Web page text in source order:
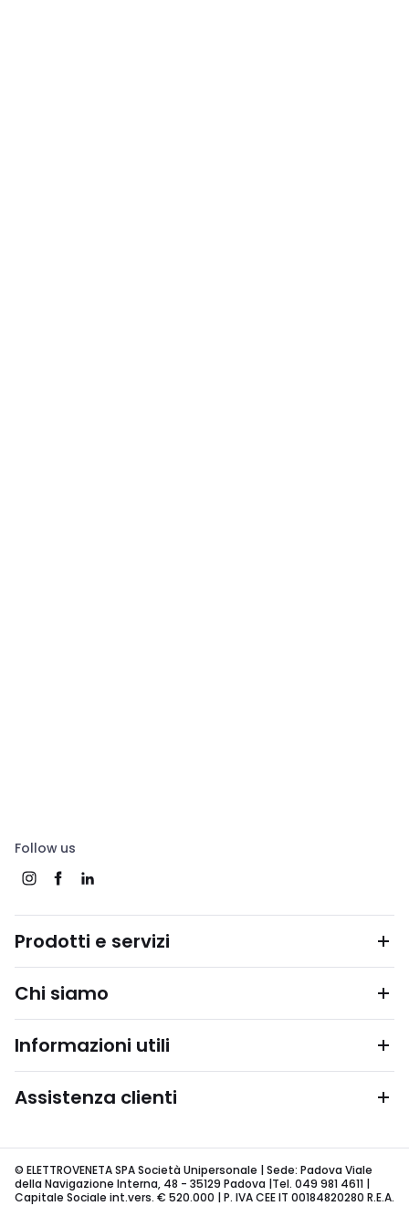
Follow us
Prodotti e servizi
Chi siamo
Informazioni utili
Assistenza clienti
© ELETTROVENETA SPA Società Unipersonale | Sede: Padova Viale
della Navigazione Interna, 48 - 35129 Padova |Tel. 049 981 4611 |
Capitale Sociale int.vers. € 520.000 | P. IVA CEE IT 00184820280 R.E.A.